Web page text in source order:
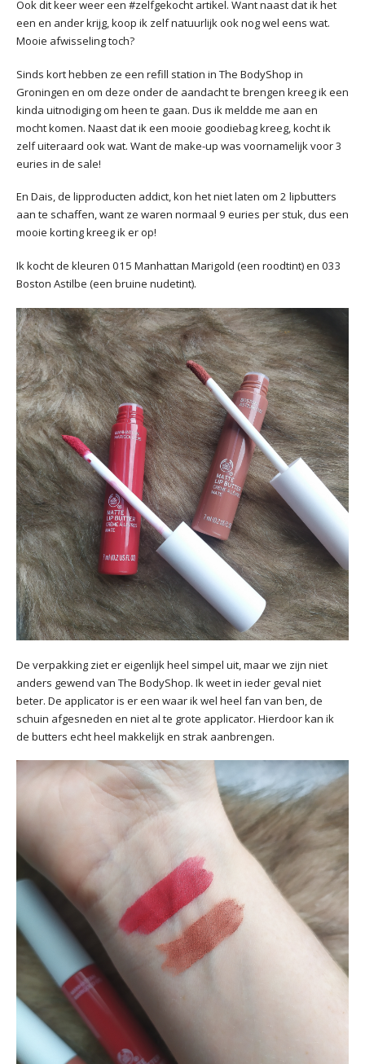
Ook dit keer weer een #zelfgekocht artikel. Want naast dat ik het
een en ander krijg, koop ik zelf natuurlijk ook nog wel eens wat.
Mooie afwisseling toch?
Sinds kort hebben ze een refill station in The BodyShop in
Groningen en om deze onder de aandacht te brengen kreeg ik een
kinda uitnodiging om heen te gaan. Dus ik meldde me aan en
mocht komen. Naast dat ik een mooie goodiebag kreeg, kocht ik
zelf uiteraard ook wat. Want de make-up was voornamelijk voor 3
euries in de sale!
En Dais, de lipproducten addict, kon het niet laten om 2 lipbutters
aan te schaffen, want ze waren normaal 9 euries per stuk, dus een
mooie korting kreeg ik er op!
Ik kocht de kleuren 015 Manhattan Marigold (een roodtint) en 033
Boston Astilbe (een bruine nudetint).
De verpakking ziet er eigenlijk heel simpel uit, maar we zijn niet
anders gewend van The BodyShop. Ik weet in ieder geval niet
beter. De applicator is er een waar ik wel heel fan van ben, de
schuin afgesneden en niet al te grote applicator. Hierdoor kan ik
de butters echt heel makkelijk en strak aanbrengen.